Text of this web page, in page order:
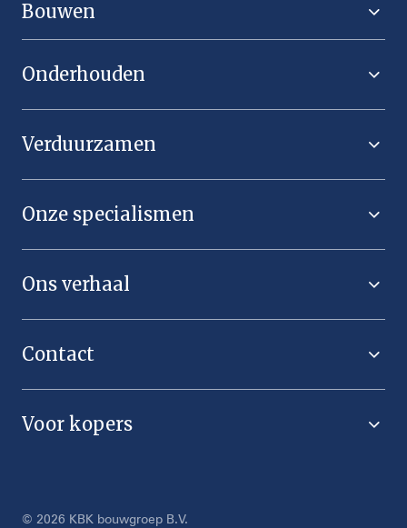
Bouwen
Onderhouden
Verduurzamen
Onze specialismen
Ons verhaal
Contact
Voor kopers
© 2026 KBK bouwgroep B.V.